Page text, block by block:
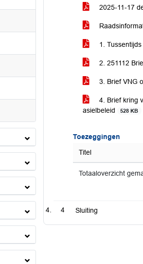
2025-11-17
1.
2. 251112
3. Brief VNG
4. Brief kring
asielbeleid
528 KB
Toezeggingen
Titel
Totaaloverzicht
4 Sluiting